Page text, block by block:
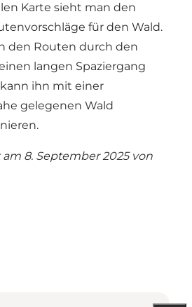
Karte sieht man den
für den Wald.
den Routen durch den
langen Spaziergang
ihn mit einer
gelegenen Wald
8. September 2025 von